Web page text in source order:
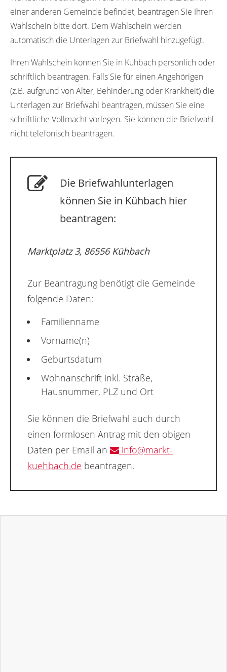
einer anderen Gemeinde befindet, beantragen Sie Ihren
Wahlschein bitte dort. Dem Wahlschein werden
automatisch die Unterlagen zur Briefwahl hinzugefügt.
Ihren Wahlschein können Sie in Kühbach persönlich oder
schriftlich beantragen. Falls Sie für einen Angehörigen
(z.B. aufgrund von Alter, Behinderung oder Krankheit) die
Unterlagen zur Briefwahl beantragen, müssen Sie eine
schriftliche Vollmacht vorlegen. Sie können die Briefwahl
nicht telefonisch beantragen.
Die Briefwahlunterlagen
können Sie in Kühbach hier
beantragen:
Marktplatz 3, 86556 Kühbach
Zur Beantragung benötigt die Gemeinde
folgende Daten:
Familienname
Vorname(n)
Geburtsdatum
Wohnanschrift inkl. Straße,
Hausnummer, PLZ und Ort
Sie können die Briefwahl auch durch
einen formlosen Antrag mit den obigen
Daten per Email an
info@markt-
kuehbach.de beantragen.